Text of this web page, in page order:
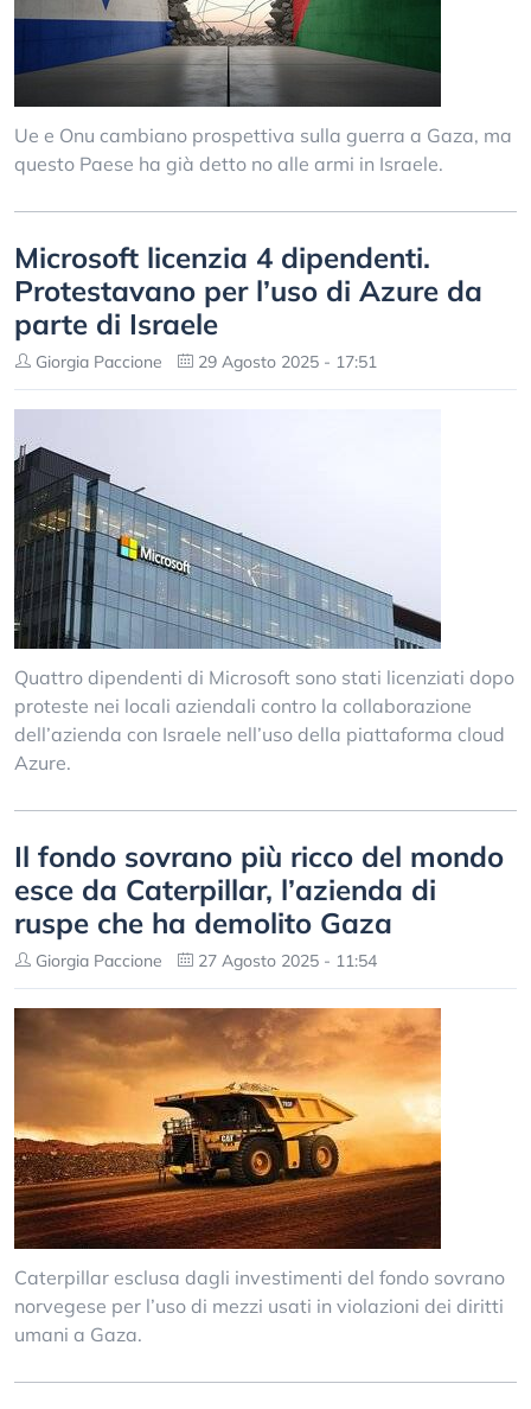
Ue e Onu cambiano prospettiva sulla guerra a Gaza, ma
questo Paese ha già detto no alle armi in Israele.
Microsoft licenzia 4 dipendenti.
Protestavano per l’uso di Azure da
parte di Israele
Giorgia Paccione 29 Agosto 2025 - 17:51
Quattro dipendenti di Microsoft sono stati licenziati dopo
proteste nei locali aziendali contro la collaborazione
dell’azienda con Israele nell’uso della piattaforma cloud
Azure.
Il fondo sovrano più ricco del mondo
esce da Caterpillar, l’azienda di
ruspe che ha demolito Gaza
Giorgia Paccione 27 Agosto 2025 - 11:54
Caterpillar esclusa dagli investimenti del fondo sovrano
norvegese per l’uso di mezzi usati in violazioni dei diritti
umani a Gaza.